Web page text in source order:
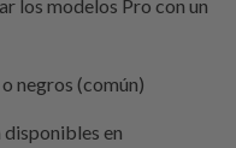
los modelos Pro con un
negros (común)
disponibles en